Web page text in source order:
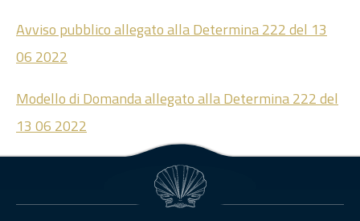
Avviso pubblico allegato alla Determina 222 del 13
06 2022
Modello di Domanda allegato alla Determina 222 del
13 06 2022